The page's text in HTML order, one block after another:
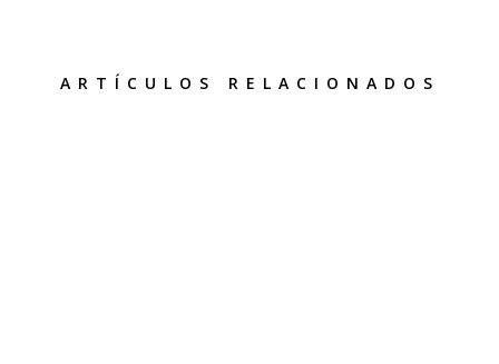
ARTÍCULOS RELACIONADOS